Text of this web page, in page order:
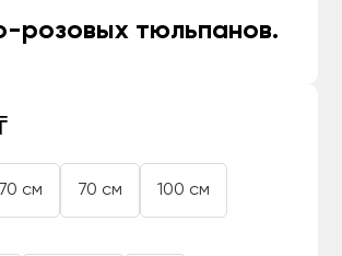
розовых тюльпанов.
70 см 70 см 100 см